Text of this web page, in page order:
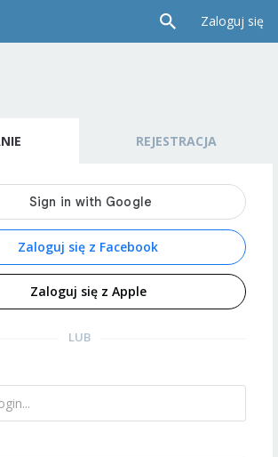
Zaloguj się
REJESTRACJA
Zaloguj się z Facebook
Zaloguj się z Apple
LUB